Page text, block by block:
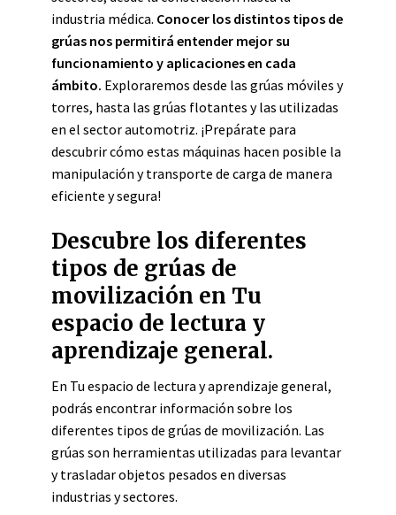
industria médica. Conocer los distintos tipos de
grúas nos permitirá entender mejor su
funcionamiento y aplicaciones en cada
ámbito. Exploraremos desde las grúas móviles y
torres, hasta las grúas flotantes y las utilizadas
en el sector automotriz. ¡Prepárate para
descubrir cómo estas máquinas hacen posible la
manipulación y transporte de carga de manera
eficiente y segura!
Descubre los diferentes
tipos de grúas de
movilización en Tu
espacio de lectura y
aprendizaje general.
En Tu espacio de lectura y aprendizaje general,
podrás encontrar información sobre los
diferentes tipos de grúas de movilización. Las
grúas son herramientas utilizadas para levantar
y trasladar objetos pesados en diversas
industrias y sectores.